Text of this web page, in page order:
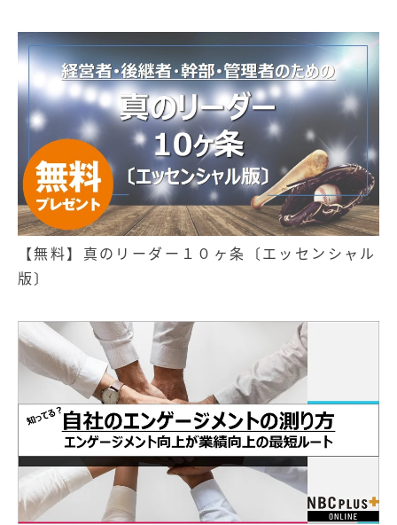
【無料】真のリーダー１０ヶ条〔エッセンシャル
版〕